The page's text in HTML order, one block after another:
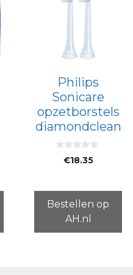
Philips
Sonicare
opzetborstels
diamondclean
€18.35
Bestellen op
AH.nl